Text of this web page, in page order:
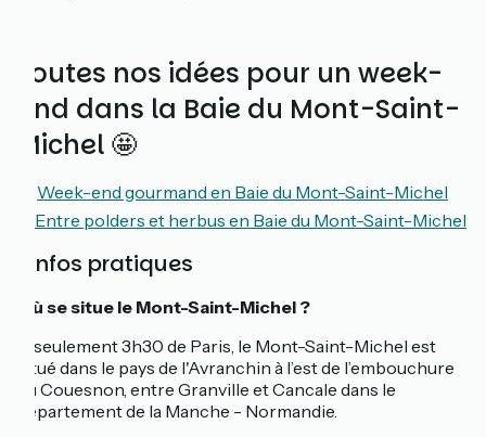
Toutes nos idées pour un week-
end dans la Baie du Mont-Saint-
Michel 🤩
Week-end gourmand en Baie du Mont-Saint-Michel
Entre polders et herbus en Baie du Mont-Saint-Michel
ℹ️ Infos pratiques
Où se situe le Mont-Saint-Michel ?
À seulement 3h30 de Paris, le Mont-Saint-Michel est
situé dans le pays de l'Avranchin à l’est de l’embouchure
du Couesnon, entre Granville et Cancale dans le
département de la Manche - Normandie.